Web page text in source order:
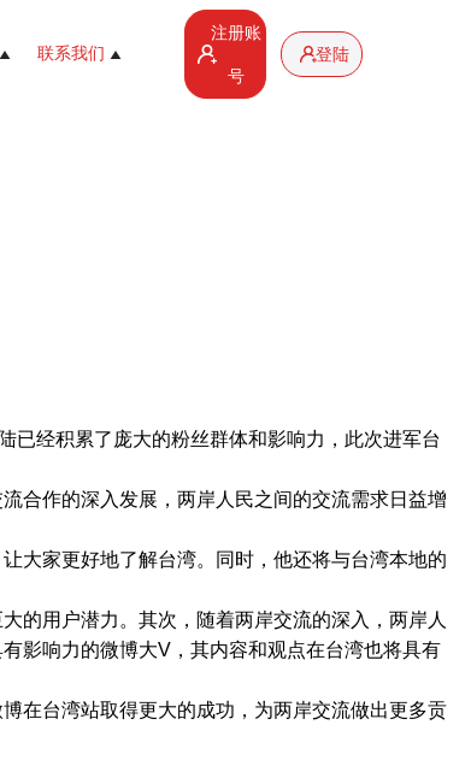
联系我们
注册账
号
登陆
已经积累了庞大的粉丝群体和影响力，此次进军台
合作的深入发展，两岸人民之间的交流需求日益增
大家更好地了解台湾。同时，他还将与台湾本地的
的用户潜力。其次，随着两岸交流的深入，两岸人
影响力的微博大V，其内容和观点在台湾也将具有
在台湾站取得更大的成功，为两岸交流做出更多贡